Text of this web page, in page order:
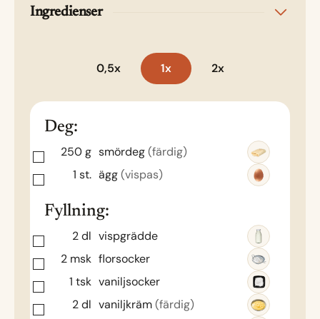
Ingredienser
0,5x 1x 2x
Deg:
250g smördeg(färdig)
1 st. ägg(vispas)
Fyllning:
2dl vispgrädde
2 msk florsocker
1 tsk vaniljsocker
2dl vaniljkräm(färdig)